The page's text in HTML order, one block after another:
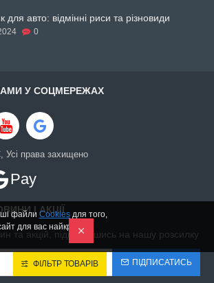
для авто: відмінні риси та різновиди
0
У СОЦМЕРЕЖАХ
права захищено
Pay
І АКЦІЇ
та акцій, підписавшись на нашу розсилку
ПІДПИСАТИСЬ
файли Cookies для того,
для вас найкращим
ФІЛЬТР ТОВАРІВ